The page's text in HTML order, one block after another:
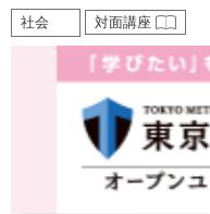
社会 対面講座